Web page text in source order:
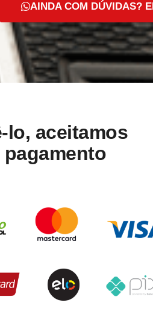
AINDA COM DÚVIDAS?
lo, aceitamos